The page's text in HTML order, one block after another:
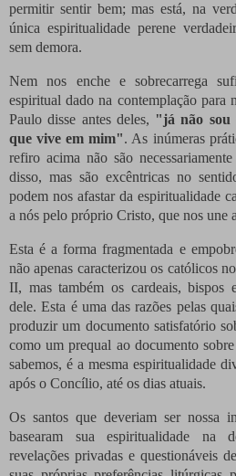
permitir sentir bem; mas está, na
única espiritualidade perene
sem demora.
Nem nos enche e sobrecarrega
espiritual dado na contemplação para
Paulo disse antes deles, "já não sou
que vive em mim". As inúmeras
refiro acima não são
disso, mas são excêntricas no
podem nos afastar da espiritualidade
a nós pelo próprio Cristo, que nos une
Esta é a forma fragmentada e
não apenas caracterizou os católicos
II, mas também os cardeais, bispos
dele. Esta é uma das razões pelas
produzir um documento satisfatório
como um prequal ao documento
sabemos, é a mesma espiritualidade
após o Concílio, até os dias atuais.
Os santos que deveriam ser nossa
basearam sua espiritualidade na
revelações privadas e questionáveis